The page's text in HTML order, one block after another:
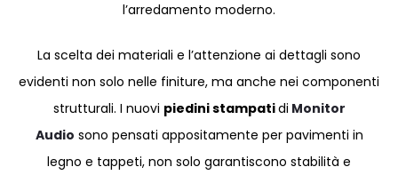
l’arredamento moderno.
La scelta dei materiali e l’attenzione ai dettagli sono
evidenti non solo nelle finiture, ma anche nei componenti
strutturali. I nuovi piedini stampatidi Monitor
Audio sono pensati appositamente per pavimenti in
legno e tappeti, non solo garantiscono stabilità e